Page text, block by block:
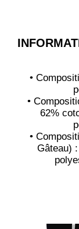
•
•
62%
•
Gâteau)